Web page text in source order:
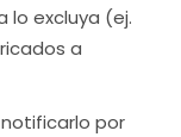
lo excluya (ej.
a
por